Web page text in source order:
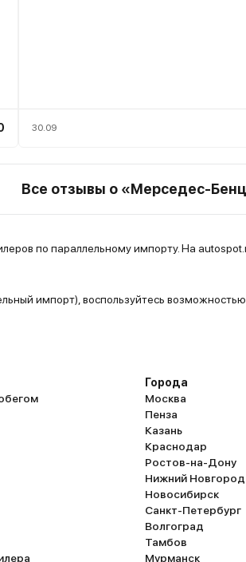
30.09
Все отзывы о «Mерседес-
по параллельному импорту. На
импорт), воспользуйтесь
Города
Москва
Пенза
Казань
Краснодар
Ростов-на-Дону
Нижний Новгород
Новосибирск
Санкт-Петербург
Волгоград
Тамбов
Мурманск